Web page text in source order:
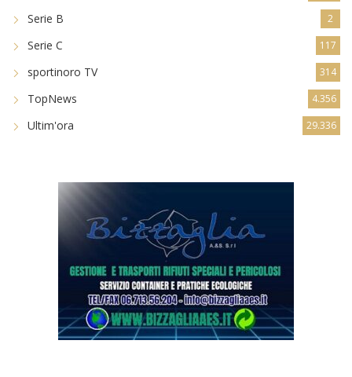
Serie B 2
Serie C 117
sportinoro TV 314
TopNews 4.356
Ultim'ora 29.336